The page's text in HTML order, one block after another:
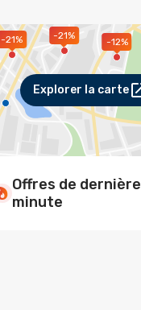
-21% -21%
-12%
Explorer la carte
Offres de dernière
minute